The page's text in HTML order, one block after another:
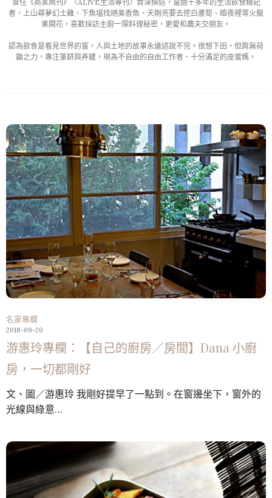
曾任《商業周刊》〈ALIVE生活專刊〉資深撰述，當過十多年的生活飲食線記
者，上山尋夢幻土雞、下魚塭找絕美香魚、天剛亮要去挖白蘆筍、暗夜裡等火龍
果開花，喜歡採訪主廚一探料理秘密，更愛和農夫交朋友。
認為飲食是看見世界的窗，人與土地的故事永遠述說不完。很想下田，但肩無荷
鋤之力，專注筆耕與弄鏟，現為不自由的自由工作者、十分滿足的皮蛋媽。
名家專欄
2018-09-20
游惠玲專欄：【自己的廚房／房間】Dana 小廚
房，一切都剛好
文、圖／游惠玲 我剛好提早了一點到。在窗邊坐下，窗外的
光線與綠意…